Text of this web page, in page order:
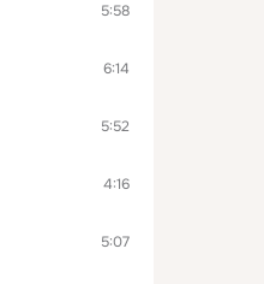
5:58
6:14
5:52
4:16
5:07